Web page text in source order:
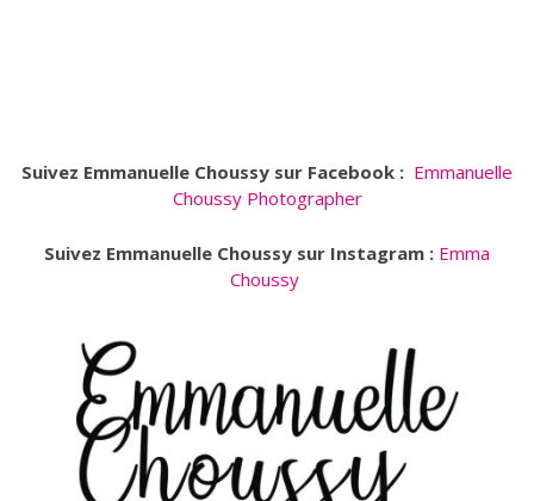
Suivez Emmanuelle Choussy sur Facebook : Emmanuelle
Choussy Photographer
Suivez Emmanuelle Choussy sur Instagram : Emma
Choussy